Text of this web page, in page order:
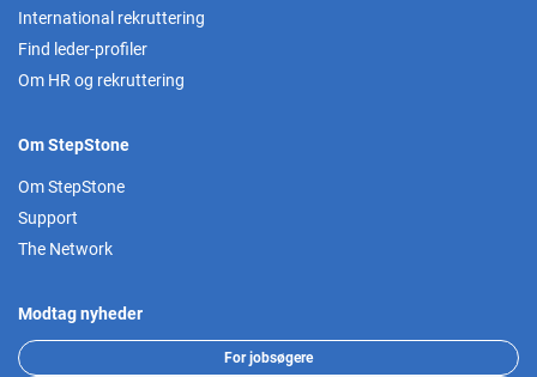
International rekruttering
Find leder-profiler
Om HR og rekruttering
Om StepStone
Om StepStone
Support
The Network
Modtag nyheder
For jobsøgere